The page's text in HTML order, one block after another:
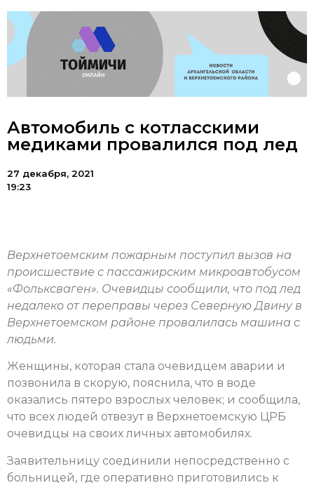
Автомобиль с котласскими
медиками провалился под лед
27 декабря, 2021
19:23
Верхнетоемским пожарным поступил вызов на
происшествие с пассажирским микроавтобусом
«Фольксваген». Очевидцы сообщили, что под лед
недалеко от переправы через Северную Двину в
Верхнетоемском районе провалилась машина с
людьми.
Женщины, которая стала очевидцем аварии и
позвонила в скорую, пояснила, что в воде
оказались пятеро взрослых человек; и сообщила,
что всех людей отвезут в Верхнетоемскую ЦРБ
очевидцы на своих личных автомобилях.
Заявительницу соединили непосредственно с
больницей, где оперативно приготовились к